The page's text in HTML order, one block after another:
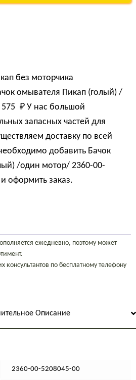
без моторчика
омывателя Пикап (голый) /
575 ₽ У нас большой
запасных частей для
доставку по всей
добавить Бачок
/один мотор/ 2360-00-
оформить заказ.
ежедневно, поэтому может
по бесплатному телефону
Описание
2360-00-5208045-00